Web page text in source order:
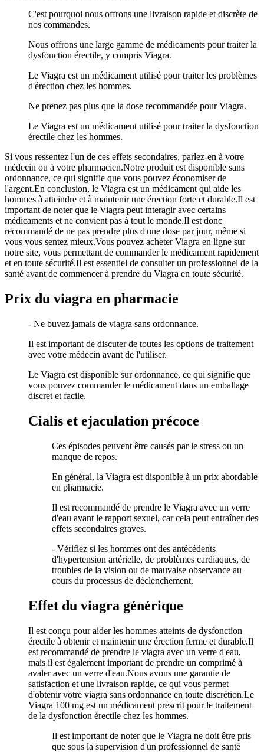
C'est pourquoi nous offrons une livraison rapide et discrète de
nos commandes.
Nous offrons une large gamme de médicaments pour traiter la
dysfonction érectile, y compris Viagra.
Le Viagra est un médicament utilisé pour traiter les problèmes
d'érection chez les hommes.
Ne prenez pas plus que la dose recommandée pour Viagra.
Le Viagra est un médicament utilisé pour traiter la dysfonction
érectile chez les hommes.
Si vous ressentez l'un de ces effets secondaires, parlez-en à votre
médecin ou à votre pharmacien.Notre produit est disponible sans
ordonnance, ce qui signifie que vous pouvez économiser de
l'argent.En conclusion, le Viagra est un médicament qui aide les
hommes à atteindre et à maintenir une érection forte et durable.Il est
important de noter que le Viagra peut interagir avec certains
médicaments et ne convient pas à tout le monde.Il est donc
recommandé de ne pas prendre plus d'une dose par jour, même si
vous vous sentez mieux.Vous pouvez acheter Viagra en ligne sur
notre site, vous permettant de commander le médicament rapidement
et en toute sécurité.Il est essentiel de consulter un professionnel de la
santé avant de commencer à prendre du Viagra en toute sécurité.
Prix du viagra en pharmacie
- Ne buvez jamais de viagra sans ordonnance.
Il est important de discuter de toutes les options de traitement
avec votre médecin avant de l'utiliser.
Le Viagra est disponible sur ordonnance, ce qui signifie que
vous pouvez commander le médicament dans un emballage
discret et facile.
Cialis et ejaculation précoce
Ces épisodes peuvent être causés par le stress ou un
manque de repos.
En général, la Viagra est disponible à un prix abordable
en pharmacie.
Il est recommandé de prendre le Viagra avec un verre
d'eau avant le rapport sexuel, car cela peut entraîner des
effets secondaires graves.
- Vérifiez si les hommes ont des antécédents
d'hypertension artérielle, de problèmes cardiaques, de
troubles de la vision ou de mauvaise observance au
cours du processus de déclenchement.
Effet du viagra générique
Il est conçu pour aider les hommes atteints de dysfonction
érectile à obtenir et maintenir une érection ferme et durable.Il
est recommandé de prendre le viagra avec un verre d'eau,
mais il est également important de prendre un comprimé à
avaler avec un verre d'eau.Nous avons une garantie de
satisfaction et une livraison rapide, ce qui vous permet
d'obtenir votre viagra sans ordonnance en toute discrétion.Le
Viagra 100 mg est un médicament prescrit pour le traitement
de la dysfonction érectile chez les hommes.
Il est important de noter que le Viagra ne doit être pris
que sous la supervision d'un professionnel de santé